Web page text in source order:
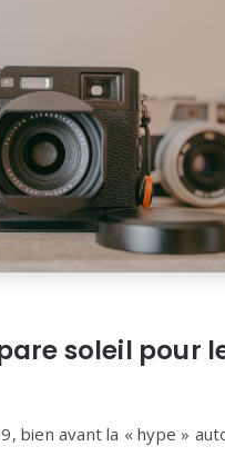
soleil pour
bien avant la « hype »